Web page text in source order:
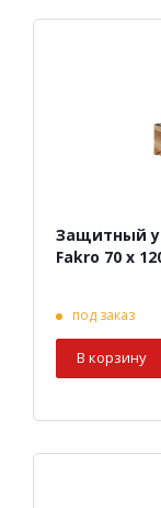
Защитный
Fakro 70 х
под заказ
В корзину